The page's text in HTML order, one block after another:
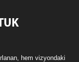
hem vizyondaki